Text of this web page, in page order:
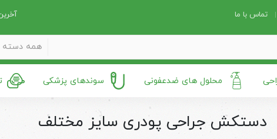
تماس با ما
همه دسته
محلول های ضدعفونی سوندهای پزشکی
دستکش جراحی پودری سایز مختلف